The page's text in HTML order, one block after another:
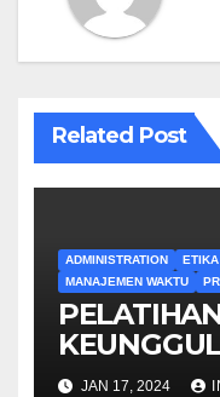
Related Post
ADMINISTRATION
MANAJEMEN WAKTU
JAN 17, 2024